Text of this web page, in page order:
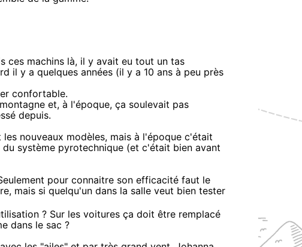
ces machins là, il y avait eu tout un tas
il y a quelques années (il y a 10 ans à peu près
confortable.
et, à l'époque, ça soulevait pas
depuis.
nouveaux modèles, mais à l'époque c'était
système pyrotechnique (et c'était bien avant
pour connaitre son efficacité faut le
mais si quelqu'un dans la salle veut bien tester
? Sur les voitures ça doit être remplacé
dans le sac ?